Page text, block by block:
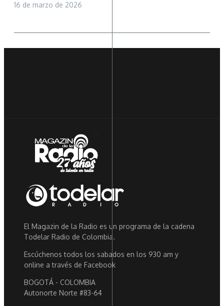
16 de marzo de 2026
El Magazin de la Radio es un programa de la cadena
Todelar Radio de Colombia.
Escúchenos todos los sabados en los 930 am y
online a través de Facebook
BOGOTÁ - COLOMBIA
Autonorte Norte #83-64